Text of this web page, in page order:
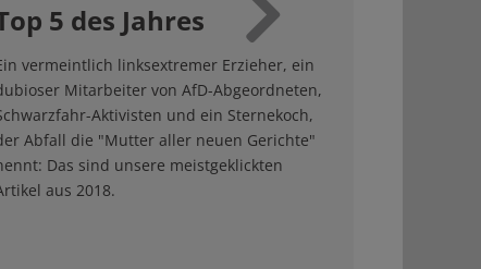
5 des Jahres
vermeintlich linksextremer Erzieher, ein
Mitarbeiter von AfD-Abgeordneten,
Aktivisten und ein Sternekoch,
Abfall die "Mutter aller neuen Gerichte"
Das sind unsere meistgeklickten
aus 2018.
Weiter